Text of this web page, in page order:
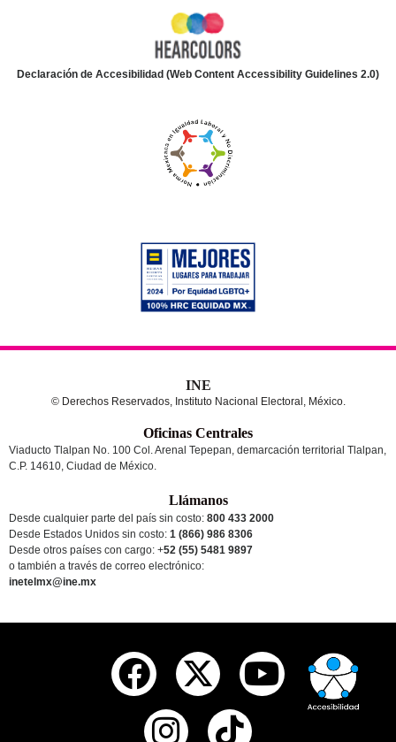
Declaración de Accesibilidad (Web Content Accessibility Guidelines 2.0)
INE
© Derechos Reservados, Instituto Nacional Electoral, México.
Oficinas Centrales
Viaducto Tlalpan No. 100 Col. Arenal Tepepan, demarcación territorial Tlalpan,
C.P. 14610, Ciudad de México.
Llámanos
Desde cualquier parte del país sin costo: 800 433 2000
Desde Estados Unidos sin costo: 1 (866) 986 8306
Desde otros países con cargo: +52 (55) 5481 9897
o también a través de correo electrónico:
inetelmx@ine.mx